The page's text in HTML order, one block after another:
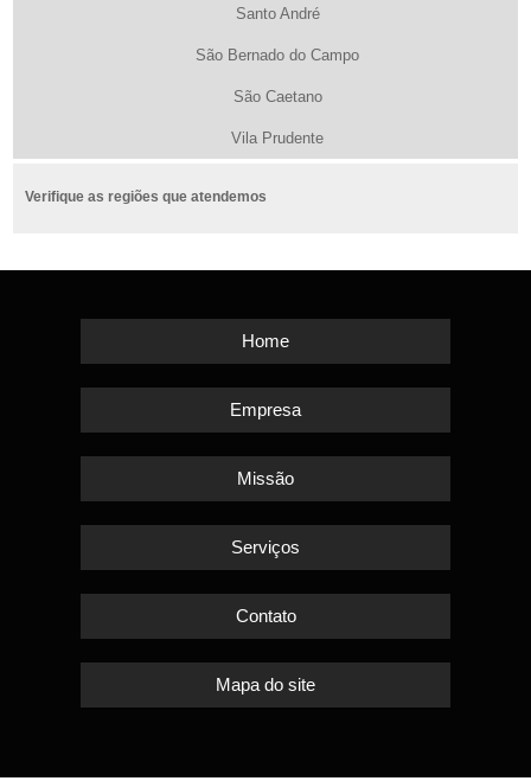
Santo André
São Bernado do Campo
São Caetano
Vila Prudente
Verifique as regiões que atendemos
Home
Empresa
Missão
Serviços
Contato
Mapa do site